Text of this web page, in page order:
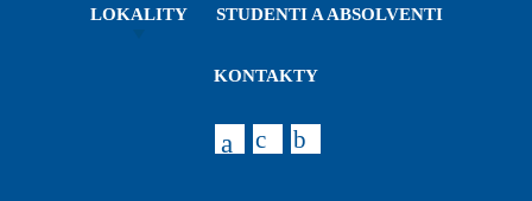
LOKALITY STUDENTI A ABSOLVENTI
KONTAKTY